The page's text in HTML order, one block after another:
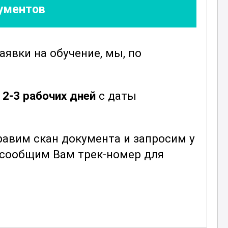
на обучение, мы, по
2-3 рабочих дней с даты
скан документа и запросим у
Вам трек-номер для